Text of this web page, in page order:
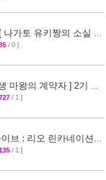
나가토 유키짱의 소실 ]
/ 0 ]
마왕의 계약자 ] 2기 제
개 [45]
/ 1 ]
브 : 리오 린카네이션 ]
/ 1 ]